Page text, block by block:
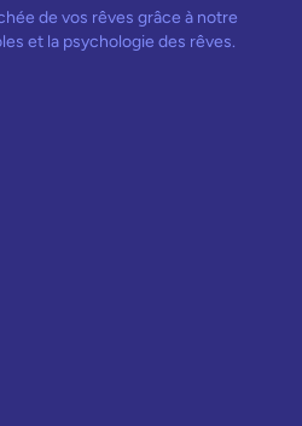
de vos rêves grâce à notre
et la psychologie des rêves.